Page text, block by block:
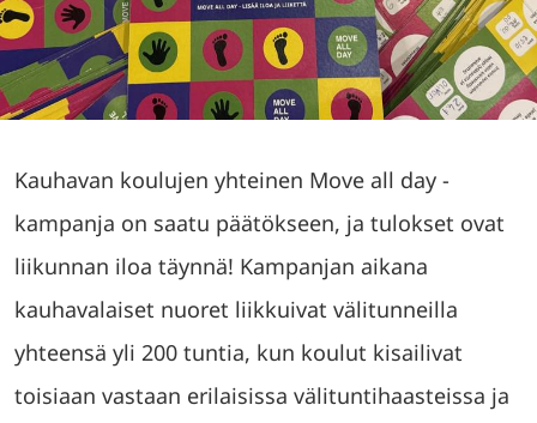
Kauhavan koulujen yhteinen Move all day -
kampanja on saatu päätökseen, ja tulokset ovat
liikunnan iloa täynnä! Kampanjan aikana
kauhavalaiset nuoret liikkuivat välitunneilla
yhteensä yli 200 tuntia, kun koulut kisailivat
toisiaan vastaan erilaisissa välituntihaasteissa ja